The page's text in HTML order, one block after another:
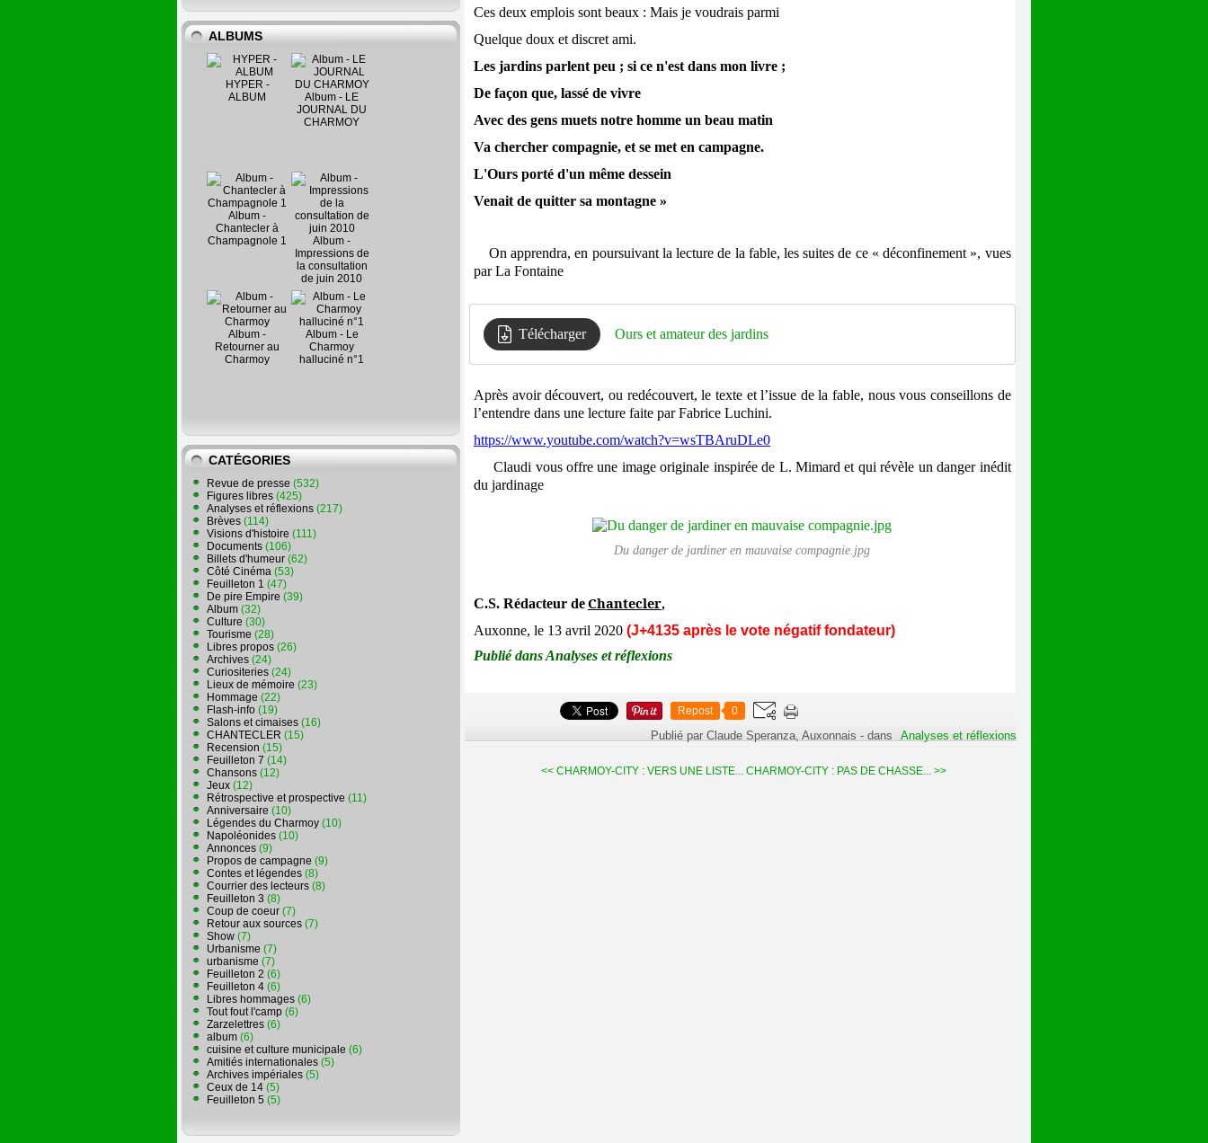
ALBUMS
HYPER -
ALBUM
Album - LE
JOURNAL DU
CHARMOY
Album -
Chantecler à
Champagnole 1
Album -
Impressions de
la consultation
de juin 2010
Album -
Retourner au
Charmoy
Album - Le
Charmoy
halluciné n°1
CATÉGORIES
Revue de presse (532)
Figures libres (425)
Analyses et réflexions (217)
Brèves (114)
Visions d'histoire (111)
Documents (106)
Billets d'humeur (62)
Côté Cinéma (53)
Feuilleton 1 (47)
De pire Empire (39)
Album (32)
Culture (30)
Tourisme (28)
Libres propos (26)
Archives (24)
Curiositeries (24)
Lieux de mémoire (23)
Hommage (22)
Flash-info (19)
Salons et cimaises (16)
CHANTECLER (15)
Recension (15)
Feuilleton 7 (14)
Chansons (12)
Jeux (12)
Rétrospective et prospective (11)
Anniversaire (10)
Légendes du Charmoy (10)
Napoléonides (10)
Annonces (9)
Propos de campagne (9)
Contes et légendes (8)
Courrier des lecteurs (8)
Feuilleton 3 (8)
Coup de coeur (7)
Retour aux sources (7)
Show (7)
Urbanisme (7)
urbanisme (7)
Feuilleton 2 (6)
Feuilleton 4 (6)
Libres hommages (6)
Tout fout l'camp (6)
Zarzelettres (6)
album (6)
cuisine et culture municipale (6)
Amitiés internationales (5)
Archives impériales (5)
Ceux de 14 (5)
Feuilleton 5 (5)
Ces deux emplois sont beaux : Mais je voudrais parmi
Quelque doux et discret ami.
Les jardins parlent peu ; si ce n'est dans mon livre ;
De façon que, lassé de vivre
Avec des gens muets notre homme un beau matin
Va chercher compagnie, et se met en campagne.
L'Ours porté d'un même dessein
Venait de quitter sa montagne »
On apprendra, en poursuivant la lecture de la fable, les suites de ce « déconfinement », vues
par La Fontaine
Télécharger Ours et amateur des jardins
Après avoir découvert, ou redécouvert, le texte et l’issue de la fable, nous vous conseillons de
l’entendre dans une lecture faite par Fabrice Luchini.
https://www.youtube.com/watch?v=wsTBAruDLe0
Claudi vous offre une image originale inspirée de L. Mimard et qui révèle un danger inédit
du jardinage
Du danger de jardiner en mauvaise compagnie.jpg
C.S. Rédacteur deChantecler,
Auxonne, le 13 avril 2020 (J+4135 après le vote négatif fondateur)
Publié dans Analyses et réflexions
Repost 0
Publié par Claude Speranza, Auxonnais -dans Analyses et réflexions
<< CHARMOY-CITY : VERS UNE LISTE... CHARMOY-CITY : PAS DE CHASSE... >>